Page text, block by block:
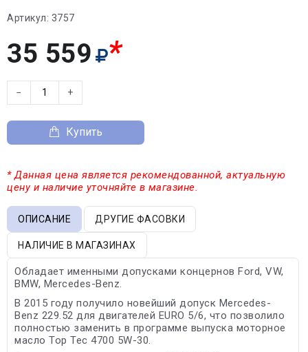
Артикул: 3757
35 559 *
− +
Купить
* Данная цена является рекомендованной, актуальную
цену и наличие уточняйте в магазине.
ОПИСАНИЕ ДРУГИЕ ФАСОВКИ
НАЛИЧИЕ В МАГАЗИНАХ
Обладает именными допусками концернов Ford, VW,
BMW, Mercedes-Benz.
В 2015 году получило новейший допуск Mercedes-
Benz 229.52 для двигателей EURO 5/6, что позволило
полностью заменить в программе выпуска моторное
масло Top Tec 4700 5W-30.